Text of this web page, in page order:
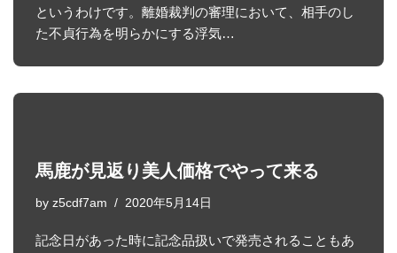
というわけです。離婚裁判の審理において、相手のし
た不貞行為を明らかにする浮気…
馬鹿が見返り美人価格でやって来る
by z5cdf7am 2020年5月14日
記念日があった時に記念品扱いで発売されることもあ